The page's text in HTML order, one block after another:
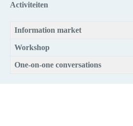
Activiteiten
Information market
Workshop
One-on-one conversations